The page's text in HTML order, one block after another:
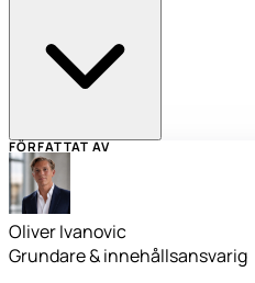
FÖRFATTAT AV
Oliver Ivanovic
Grundare & innehållsansvarig